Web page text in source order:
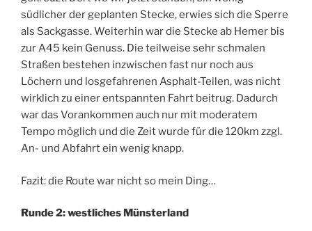
südlicher der geplanten Stecke, erwies sich die Sperre
als Sackgasse. Weiterhin war die Stecke ab Hemer bis
zur A45 kein Genuss. Die teilweise sehr schmalen
Straßen bestehen inzwischen fast nur noch aus
Löchern und losgefahrenen Asphalt-Teilen, was nicht
wirklich zu einer entspannten Fahrt beitrug. Dadurch
war das Vorankommen auch nur mit moderatem
Tempo möglich und die Zeit wurde für die 120km zzgl.
An- und Abfahrt ein wenig knapp.
Fazit: die Route war nicht so mein Ding…
Runde 2: westliches Münsterland